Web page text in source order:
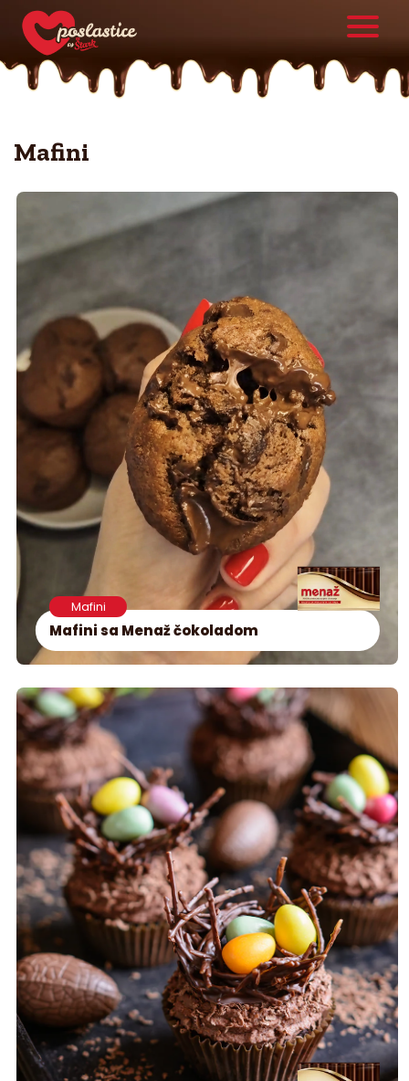
Mafini
Mafini sa Menaž čokoladom
Mafini